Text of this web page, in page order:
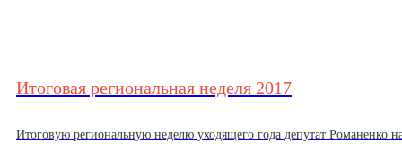
Итоговая региональная неделя 2017
Итоговую региональную неделю уходящего года депутат